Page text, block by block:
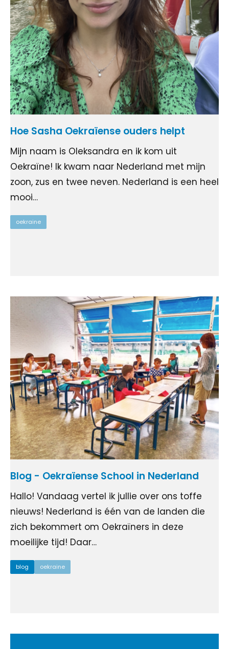
Hoe Sasha Oekraïense ouders helpt
Mijn naam is Oleksandra en ik kom uit
Oekraïne! Ik kwam naar Nederland met mijn
zoon, zus en twee neven. Nederland is een heel
mooi…
oekraine
Blog - Oekraïense School in Nederland
Hallo! Vandaag vertel ik jullie over ons toffe
nieuws! Nederland is één van de landen die
zich bekommert om Oekraïners in deze
moeilijke tijd! Daar…
blog oekraine